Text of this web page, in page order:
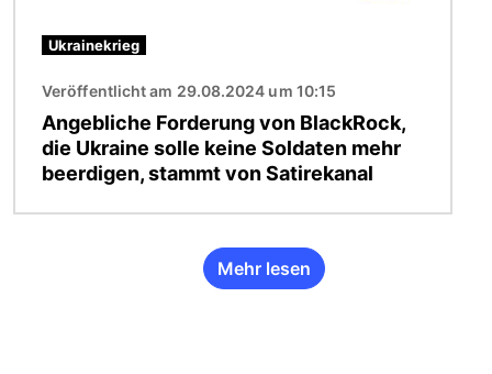
Ukrainekrieg
Veröffentlicht am 29.08.2024 um 10:15
Angebliche Forderung von BlackRock,
die Ukraine solle keine Soldaten mehr
beerdigen, stammt von Satirekanal
Mehr lesen